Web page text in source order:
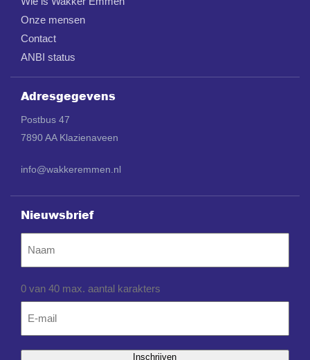
Onze mensen
Contact
ANBI status
Adresgegevens
Postbus 47
7890 AA Klazienaveen
info@wakkeremmen.nl
Nieuwsbrief
0 van 40 max. aantal karakters
Inschrijven